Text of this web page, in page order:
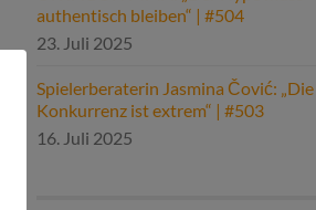
authentisch bleiben“ | #504
23. Juli 2025
Spielerberaterin Jasmina Čović: „Die
Konkurrenz ist extrem“ | #503
16. Juli 2025